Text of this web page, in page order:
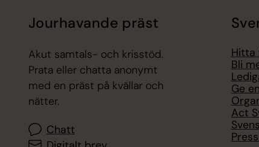
Jourhavande präst
Akut samtals- och krisstöd.
Prata eller chatta anonymt
med en präst på kvällar och
nätter.
Chatt
Hitta
Bli
Ge
Act